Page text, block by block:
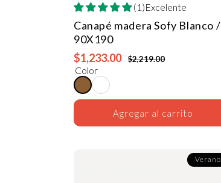
(1)Excelente
Canapé madera Sofy Blanco /
90X190
$1,233.00
$2,219.00
Color
Agregar al carrito
Verano